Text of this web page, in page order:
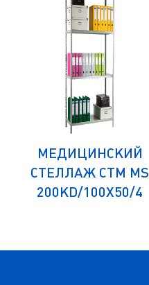
МЕДИЦИНСКИЙ
СТЕЛЛАЖ СТМ MS
200KD/100Х50/4